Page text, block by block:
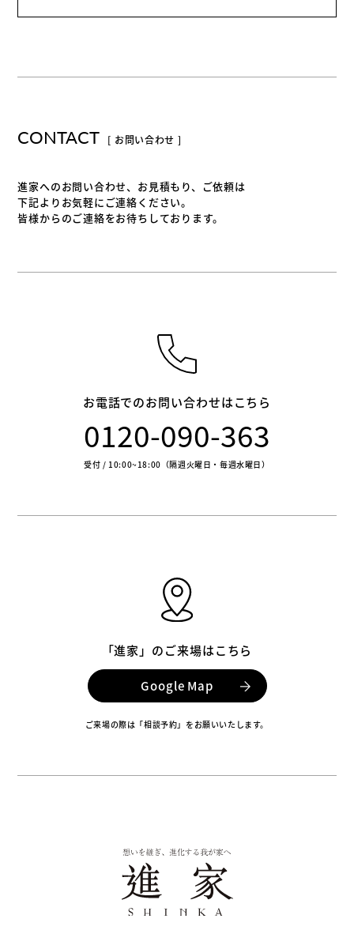
CONTACT [ お問い合わせ ]
進家へのお問い合わせ、お見積もり、ご依頼は
下記よりお気軽にご連絡ください。
皆様からのご連絡をお待ちしております。
お電話でのお問い合わせはこちら
0120-090-363
受付 / 10:00~18:00（隔週火曜日・毎週水曜日）
「進家」のご来場はこちら
Google Map
ご来場の際は「相談予約」をお願いいたします。